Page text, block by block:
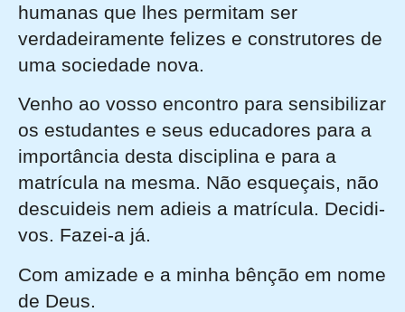
humanas que lhes permitam ser
verdadeiramente felizes e construtores de
uma sociedade nova.
Venho ao vosso encontro para sensibilizar
os estudantes e seus educadores para a
importância desta disciplina e para a
matrícula na mesma. Não esqueçais, não
descuideis nem adieis a matrícula. Decidi-
vos. Fazei-a já.
Com amizade e a minha bênção em nome
de Deus.